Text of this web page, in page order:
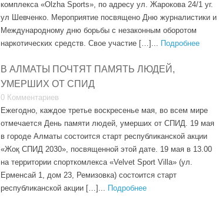
комплекса «Olzha Sports», по адресу ул. Жарокова 24/1 уг.
ул Шевченко. Мероприятие посвящено Дню журналистики и
Международному дню борьбы с незаконным оборотом
наркотических средств. Свое участие […]... Подробнее
В АЛМАТЫ ПОЧТЯТ ПАМЯТЬ ЛЮДЕЙ,
УМЕРШИХ ОТ СПИД
0 Комментариев
Ежегодно, каждое третье воскресенье мая, во всем мире
отмечается День памяти людей, умерших от СПИД. 19 мая
в городе Алматы состоится старт республиканской акции
«Жоқ СПИД 2030», посвященной этой дате. 19 мая в 13.00
на территории спорткомлекса «Velvet Sport Villa» (ул.
Ерменсай 1, дом 23, Ремизовка) состоится старт
республиканской акции […]... Подробнее